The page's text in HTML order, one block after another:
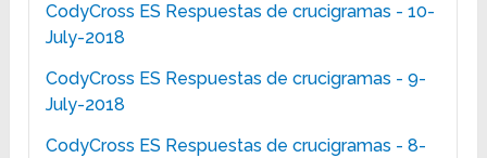
CodyCross ES Respuestas de crucigramas - 10-
July-2018
CodyCross ES Respuestas de crucigramas - 9-
July-2018
CodyCross ES Respuestas de crucigramas - 8-